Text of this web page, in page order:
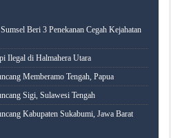
Beri 3 Penekanan Cegah Kejahatan
Ilegal di Halmahera Utara
Memberamo Tengah, Papua
Sigi, Sulawesi Tengah
Kabupaten Sukabumi, Jawa Barat